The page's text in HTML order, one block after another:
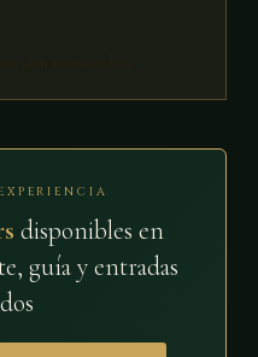
disponibles en
guía y entradas